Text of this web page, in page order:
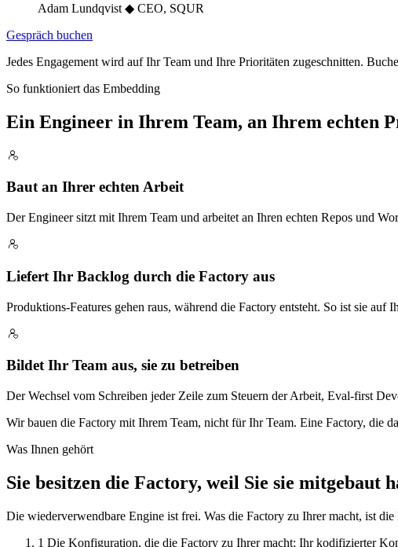
Adam Lundqvist ◆ CEO, SQUR
Gespräch buchen
Jedes Engagement wird auf Ihr Team und Ihre Prioritäten zugeschnitten.
So funktioniert das Embedding
Ein Engineer in Ihrem Team, an Ihrem echten
Baut an Ihrer echten Arbeit
Der Engineer sitzt mit Ihrem Team und arbeitet an Ihren echten Repos und
Liefert Ihr Backlog durch die Factory aus
Produktions-Features gehen raus, während die Factory entsteht. So ist sie
Bildet Ihr Team aus, sie zu betreiben
Der Wechsel vom Schreiben jeder Zeile zum Steuern der Arbeit, Eval-first
Wir bauen die Factory mit Ihrem Team, nicht für Ihr Team. Eine Factory, die
Was Ihnen gehört
Sie besitzen die Factory, weil Sie sie mitgebaut
Die wiederverwendbare Engine ist frei. Was die Factory zu Ihrer macht, ist
1 Die Konfiguration, die die Factory zu Ihrer macht: Ihr kodifizierter